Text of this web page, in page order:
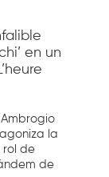
en un
la
rol de
de